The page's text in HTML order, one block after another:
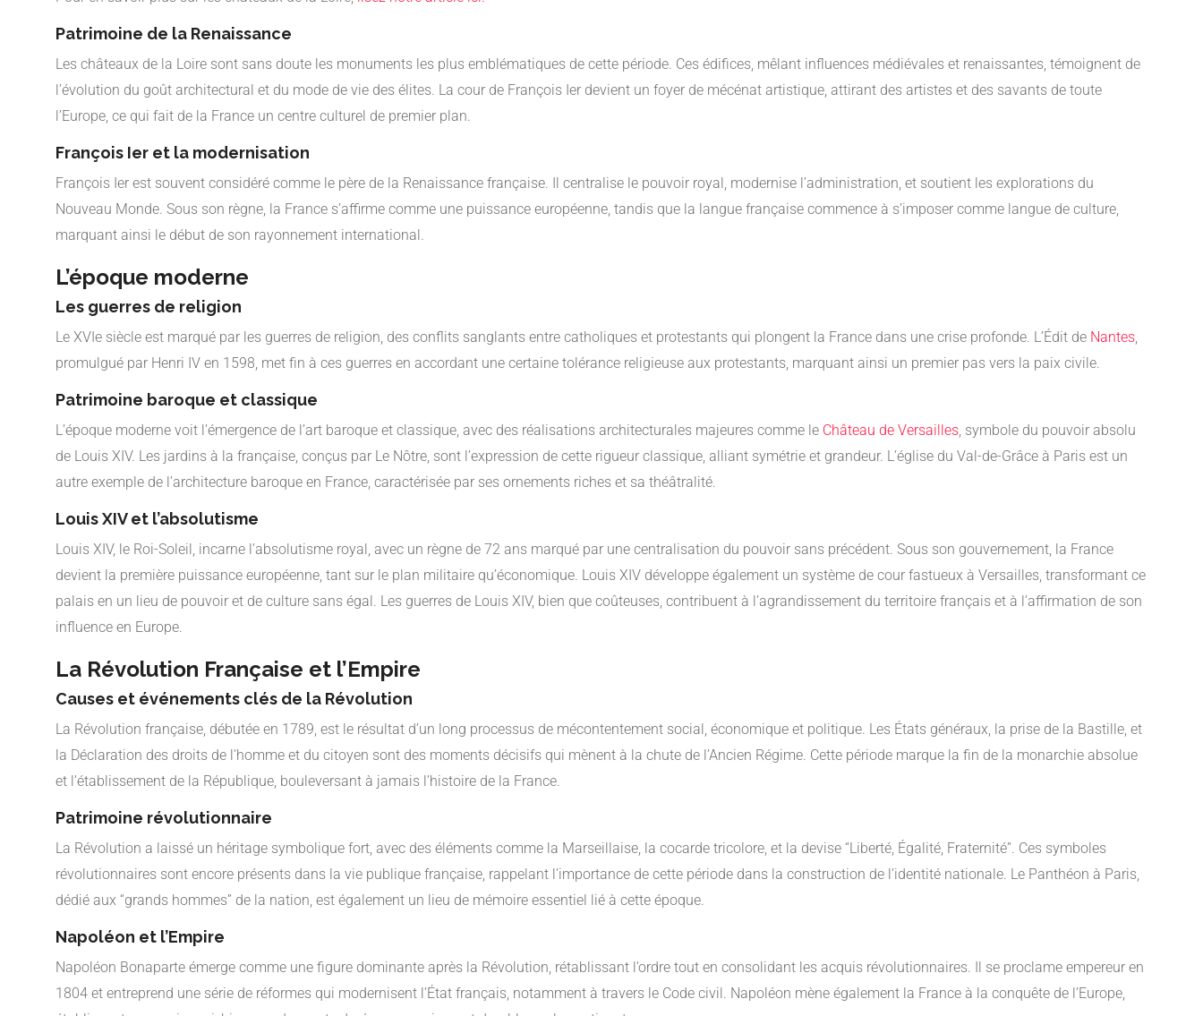
Patrimoine de la Renaissance
Les châteaux de la Loire sont sans doute les monuments les plus emblématiques de cette période. Ces édifices, mêlant influences médiévales et renaissantes, témoignent de
l’évolution du goût architectural et du mode de vie des élites. La cour de François Ier devient un foyer de mécénat artistique, attirant des artistes et des savants de toute
l’Europe, ce qui fait de la France un centre culturel de premier plan.
François Ier et la modernisation
François Ier est souvent considéré comme le père de la Renaissance française. Il centralise le pouvoir royal, modernise l’administration, et soutient les explorations du
Nouveau Monde. Sous son règne, la France s’affirme comme une puissance européenne, tandis que la langue française commence à s’imposer comme langue de culture,
marquant ainsi le début de son rayonnement international.
L’époque moderne
Les guerres de religion
Le XVIe siècle est marqué par les guerres de religion, des conflits sanglants entre catholiques et protestants qui plongent la France dans une crise profonde. L’Édit de Nantes,
promulgué par Henri IV en 1598, met fin à ces guerres en accordant une certaine tolérance religieuse aux protestants, marquant ainsi un premier pas vers la paix civile.
Patrimoine baroque et classique
L’époque moderne voit l’émergence de l’art baroque et classique, avec des réalisations architecturales majeures comme le Château de Versailles, symbole du pouvoir absolu
de Louis XIV. Les jardins à la française, conçus par Le Nôtre, sont l’expression de cette rigueur classique, alliant symétrie et grandeur. L’église du Val-de-Grâce à Paris est un
autre exemple de l’architecture baroque en France, caractérisée par ses ornements riches et sa théâtralité.
Louis XIV et l’absolutisme
Louis XIV, le Roi-Soleil, incarne l’absolutisme royal, avec un règne de 72 ans marqué par une centralisation du pouvoir sans précédent. Sous son gouvernement, la France
devient la première puissance européenne, tant sur le plan militaire qu’économique. Louis XIV développe également un système de cour fastueux à Versailles, transformant ce
palais en un lieu de pouvoir et de culture sans égal. Les guerres de Louis XIV, bien que coûteuses, contribuent à l’agrandissement du territoire français et à l’affirmation de son
influence en Europe.
La Révolution Française et l’Empire
Causes et événements clés de la Révolution
La Révolution française, débutée en 1789, est le résultat d’un long processus de mécontentement social, économique et politique. Les États généraux, la prise de la Bastille, et
la Déclaration des droits de l’homme et du citoyen sont des moments décisifs qui mènent à la chute de l’Ancien Régime. Cette période marque la fin de la monarchie absolue
et l’établissement de la République, bouleversant à jamais l’histoire de la France.
Patrimoine révolutionnaire
La Révolution a laissé un héritage symbolique fort, avec des éléments comme la Marseillaise, la cocarde tricolore, et la devise “Liberté, Égalité, Fraternité”. Ces symboles
révolutionnaires sont encore présents dans la vie publique française, rappelant l’importance de cette période dans la construction de l’identité nationale. Le Panthéon à Paris,
dédié aux “grands hommes” de la nation, est également un lieu de mémoire essentiel lié à cette époque.
Napoléon et l’Empire
Napoléon Bonaparte émerge comme une figure dominante après la Révolution, rétablissant l’ordre tout en consolidant les acquis révolutionnaires. Il se proclame empereur en
1804 et entreprend une série de réformes qui modernisent l’État français, notamment à travers le Code civil. Napoléon mène également la France à la conquête de l’Europe,